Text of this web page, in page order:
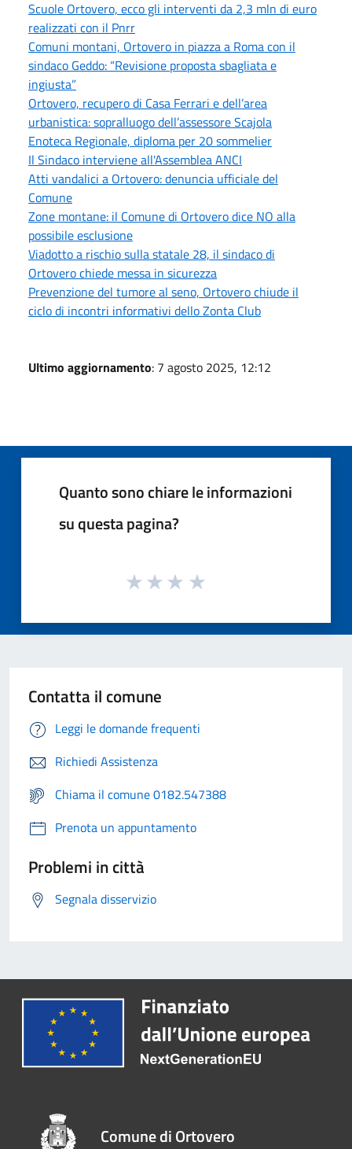
Scuole Ortovero, ecco gli interventi da 2,3 mln di euro
realizzati con il Pnrr
Comuni montani, Ortovero in piazza a Roma con il
sindaco Geddo: “Revisione proposta sbagliata e
ingiusta”
Ortovero, recupero di Casa Ferrari e dell’area
urbanistica: sopralluogo dell’assessore Scajola
Enoteca Regionale, diploma per 20 sommelier
Il Sindaco interviene all'Assemblea ANCI
Atti vandalici a Ortovero: denuncia ufficiale del
Comune
Zone montane: il Comune di Ortovero dice NO alla
possibile esclusione
Viadotto a rischio sulla statale 28, il sindaco di
Ortovero chiede messa in sicurezza
Prevenzione del tumore al seno, Ortovero chiude il
ciclo di incontri informativi dello Zonta Club
Ultimo aggiornamento: 7 agosto 2025, 12:12
Quanto sono chiare le informazioni
su questa pagina?
Contatta il comune
Leggi le domande frequenti
Richiedi Assistenza
Chiama il comune 0182.547388
Prenota un appuntamento
Problemi in città
Segnala disservizio
Comune di Ortovero